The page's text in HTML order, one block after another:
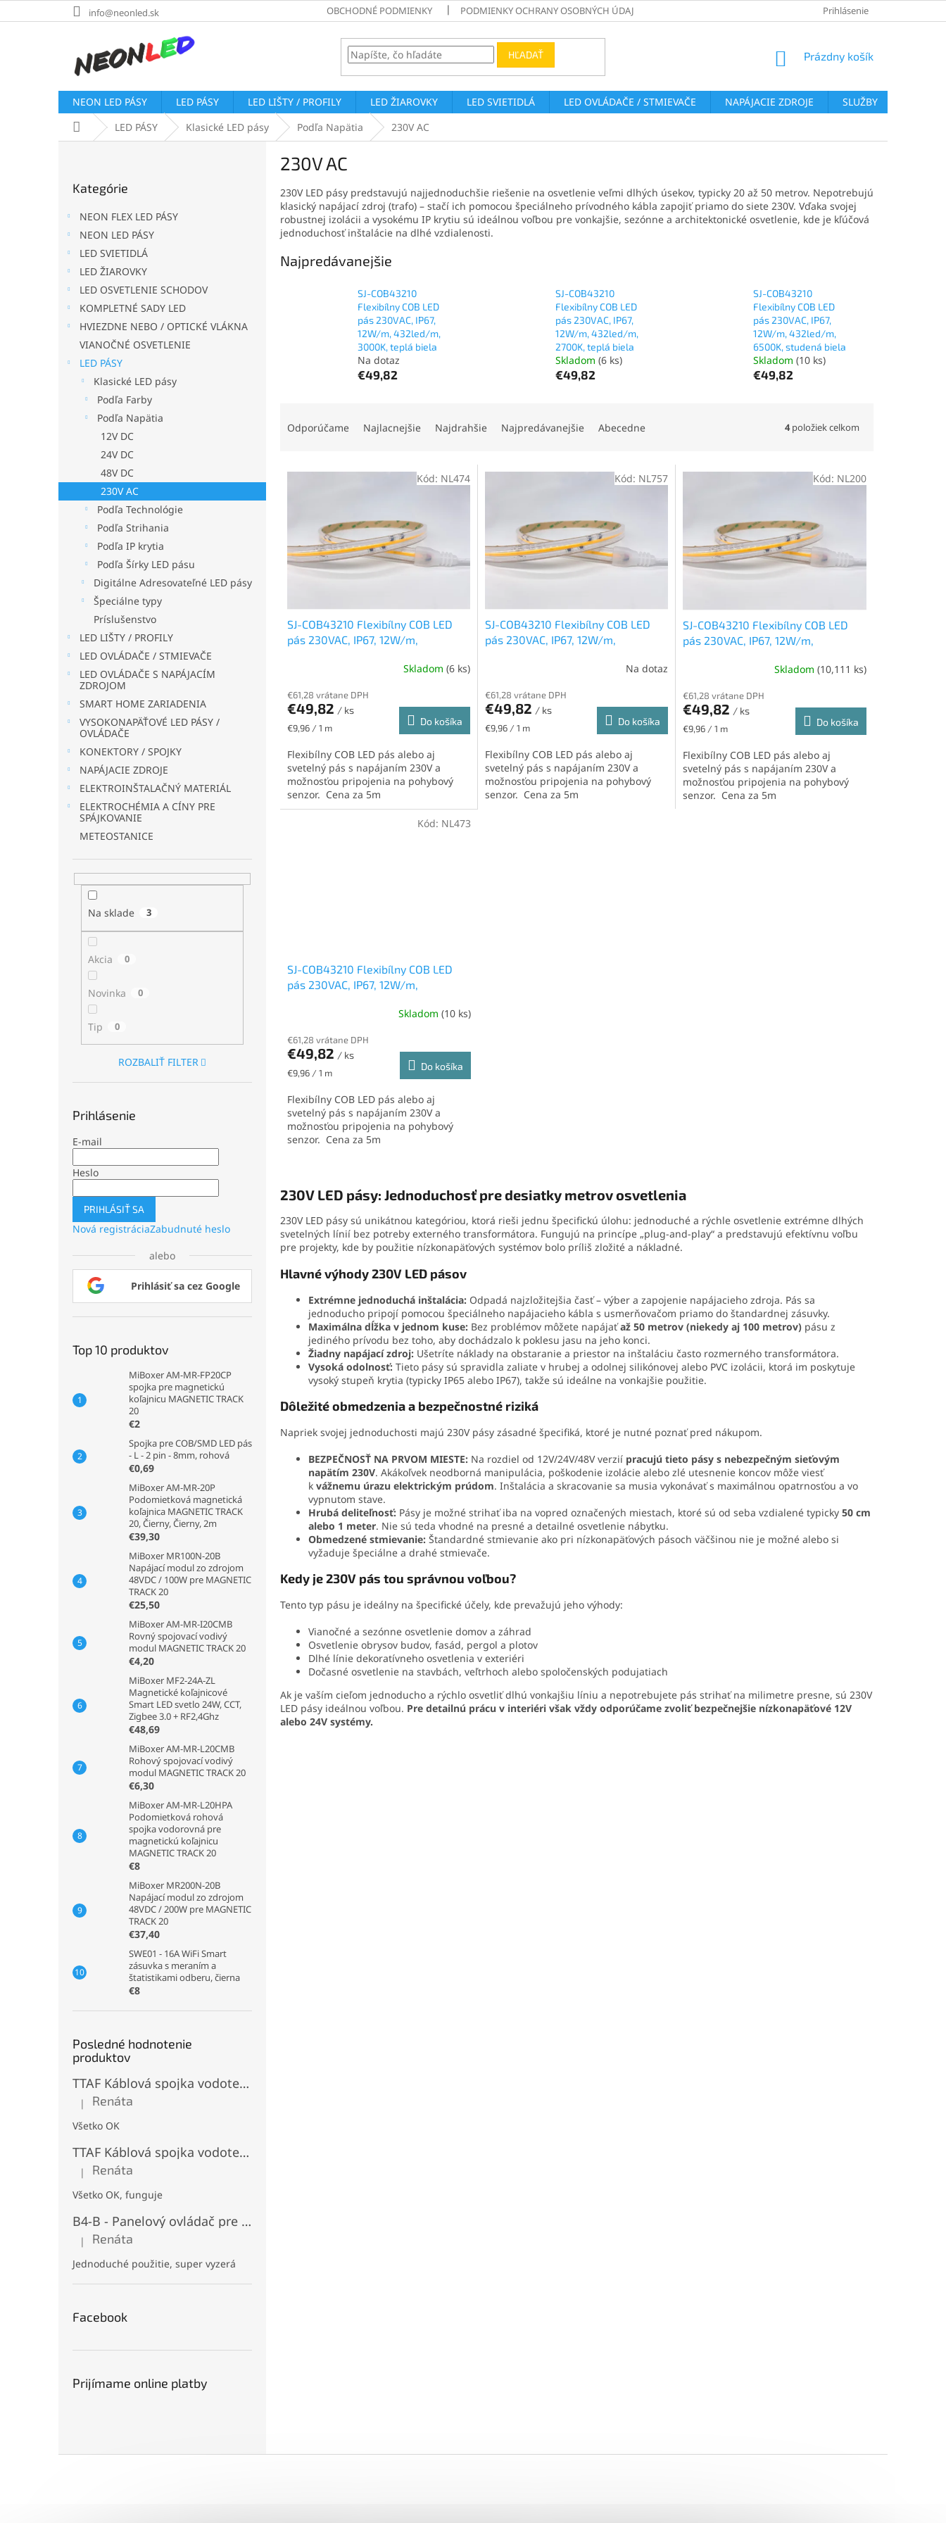
na
info@neonled.sk OBCHODNÉ PODMIENKY PODMIENKY OCHRANY OSOBNÝCH ÚDAJOV VRÁTENIE TOVARU
Prihlásenie
HĽADAŤ
NÁKUPNÝ
Prázdny košík
NEON LED PÁSY LED PÁSY LED LIŠTY / PROFILY LED ŽIAROVKY LED SVIETIDLÁ LED OVLÁDAČE / STMIEVAČE NAPÁJACIE ZDROJE SLUŽBY
DomovLED PÁSY Klasické LED pásy Podľa Napätia 230V AC
kategórie
Kategórie
NEON FLEX LED PÁSY
NEON LED PÁSY
LED SVIETIDLÁ
LED ŽIAROVKY
LED OSVETLENIE SCHODOV
KOMPLETNÉ SADY LED
HVIEZDNE NEBO / OPTICKÉ VLÁKNA
VIANOČNÉ OSVETLENIE
LED PÁSY
Klasické LED pásy
Podľa Farby
Podľa Napätia
12V DC
24V DC
48V DC
230V AC
Podľa Technológie
Podľa Strihania
Podľa IP krytia
Podľa Šírky LED pásu
Digitálne Adresovateľné LED pásy
Špeciálne typy
Príslušenstvo
LED LIŠTY / PROFILY
LED OVLÁDAČE / STMIEVAČE
LED OVLÁDAČE S NAPÁJACÍM
ZDROJOM
SMART HOME ZARIADENIA
VYSOKONAPÄŤOVÉ LED PÁSY /
OVLÁDAČE
KONEKTORY / SPOJKY
NAPÁJACIE ZDROJE
ELEKTROINŠTALAČNÝ MATERIÁL
ELEKTROCHÉMIA A CÍNY PRE
SPÁJKOVANIE
METEOSTANICE
Na sklade 3
Akcia 0
Novinka 0
Tip 0
ROZBALIŤ FILTER
Prihlásenie
E-mail
Heslo
PRIHLÁSIŤ SA
Nová registráciaZabudnuté heslo
alebo
Prihlásiť sa cez Google
Top 10 produktov
MiBoxer AM-MR-FP20CP
spojka pre magnetickú
koľajnicu MAGNETIC TRACK
20
€2
Spojka pre COB/SMD LED pás
- L - 2 pin - 8mm, rohová
€0,69
MiBoxer AM-MR-20P
Podomietková magnetická
koľajnica MAGNETIC TRACK
20, Čierny, Čierny, 2m
€39,30
MiBoxer MR100N-20B
Napájací modul zo zdrojom
48VDC / 100W pre MAGNETIC
TRACK 20
€25,50
MiBoxer AM-MR-I20CMB
Rovný spojovací vodivý
modul MAGNETIC TRACK 20
€4,20
MiBoxer MF2-24A-ZL
Magnetické koľajnicové
Smart LED svetlo 24W, CCT,
Zigbee 3.0 + RF2,4Ghz
€48,69
MiBoxer AM-MR-L20CMB
Rohový spojovací vodivý
modul MAGNETIC TRACK 20
€6,30
MiBoxer AM-MR-L20HPA
Podomietková rohová
spojka vodorovná pre
magnetickú koľajnicu
MAGNETIC TRACK 20
€8
MiBoxer MR200N-20B
Napájací modul zo zdrojom
48VDC / 200W pre MAGNETIC
TRACK 20
€37,40
SWE01 - 16A WiFi Smart
zásuvka s meraním a
štatistikami odberu, čierna
€8
Posledné hodnotenie
produktov
TTAF Káblová spojka vodotesná IP68, Typu "T" , 3 pinová, 20A, 2,5mm², M20
Hodnotenie produktu je 5 z 5 hviezdičiek.
| Renáta
Všetko OK
TTAF Káblová spojka vodotesná IP68, "I" Priama, 3 pinová, 20A, 2,5mm², M20
Hodnotenie produktu je 5 z 5 hviezdičiek.
| Renáta
Všetko OK, funguje
B4-B - Panelový ovládač pre RGB+CCT LED, Čierny, Batériový 2xAAA (3V), Magnetický, RF 2,4GHz, 4 zóny
Hodnotenie produktu je 5 z 5 hviezdičiek.
| Renáta
Jednoduché použitie, super vyzerá
Facebook
Prijímame online platby
230V AC
230V LED pásy predstavujú najjednoduchšie riešenie na osvetlenie veľmi dlhých úsekov, typicky 20 až 50 metrov. Nepotrebujú
klasický napájací zdroj (trafo) – stačí ich pomocou špeciálneho prívodného kábla zapojiť priamo do siete 230V. Vďaka svojej
robustnej izolácii a vysokému IP krytiu sú ideálnou voľbou pre vonkajšie, sezónne a architektonické osvetlenie, kde je kľúčová
jednoduchosť inštalácie na dlhé vzdialenosti.
Najpredávanejšie
SJ-COB43210
Flexibílny COB LED
pás 230VAC, IP67,
12W/m, 432led/m,
3000K, teplá biela
Na dotaz
€49,82
SJ-COB43210
Flexibílny COB LED
pás 230VAC, IP67,
12W/m, 432led/m,
2700K, teplá biela
Skladom (6 ks)
€49,82
SJ-COB43210
Flexibílny COB LED
pás 230VAC, IP67,
12W/m, 432led/m,
6500K, studená biela
Skladom (10 ks)
€49,82
n
Odporúčame Najlacnejšie Najdrahšie Najpredávanejšie Abecedne 4položiek celkom
V
p
SJ-COB43210 Flexibílny COB LED
pás 230VAC, IP67, 12W/m,
Skladom (6 ks)
€61,28 vrátane DPH
€49,82 / ks
Jednotková
€9,96 / 1 m
Do košíka
Flexibílny COB LED pás alebo aj
svetelný pás s napájaním 230V a
možnosťou pripojenia na pohybový
senzor. Cena za 5m
Kód: NL474
SJ-COB43210 Flexibílny COB LED
pás 230VAC, IP67, 12W/m,
Na dotaz
€61,28 vrátane DPH
€49,82 / ks
Jednotková
€9,96 / 1 m
Do košíka
Flexibílny COB LED pás alebo aj
svetelný pás s napájaním 230V a
možnosťou pripojenia na pohybový
senzor. Cena za 5m
Kód: NL757
SJ-COB43210 Flexibílny COB LED
pás 230VAC, IP67, 12W/m,
Skladom (10,111 ks)
€61,28 vrátane DPH
€49,82 / ks
Jednotková
€9,96 / 1 m
Do košíka
Flexibílny COB LED pás alebo aj
svetelný pás s napájaním 230V a
možnosťou pripojenia na pohybový
senzor. Cena za 5m
Kód: NL200
SJ-COB43210 Flexibílny COB LED
pás 230VAC, IP67, 12W/m,
Skladom (10 ks)
€61,28 vrátane DPH
€49,82 / ks
Jednotková
€9,96 / 1 m
Do košíka
Flexibílny COB LED pás alebo aj
svetelný pás s napájaním 230V a
možnosťou pripojenia na pohybový
senzor. Cena za 5m
Kód: NL473
l
d
a
c
r
v
k
y
v
ý
p
u
230V LED pásy: Jednoduchosť pre desiatky metrov osvetlenia
230V LED pásy sú unikátnou kategóriou, ktorá rieši jednu špecifickú úlohu: jednoduché a rýchle osvetlenie extrémne dlhých
svetelných línií bez potreby externého transformátora. Fungujú na princípe „plug-and-play“ a predstavujú efektívnu voľbu
pre projekty, kde by použitie nízkonapäťových systémov bolo príliš zložité a nákladné.
Hlavné výhody 230V LED pásov
Extrémne jednoduchá inštalácia: Odpadá najzložitejšia časť – výber a zapojenie napájacieho zdroja. Pás sa
jednoducho pripojí pomocou špeciálneho napájacieho kábla s usmerňovačom priamo do štandardnej zásuvky.
Maximálna dĺžka v jednom kuse: Bez problémov môžete napájať až 50 metrov (niekedy aj 100 metrov) pásu z
jediného prívodu bez toho, aby dochádzalo k poklesu jasu na jeho konci.
Žiadny napájací zdroj: Ušetríte náklady na obstaranie a priestor na inštaláciu často rozmerného transformátora.
Vysoká odolnosť: Tieto pásy sú spravidla zaliate v hrubej a odolnej silikónovej alebo PVC izolácii, ktorá im poskytuje
vysoký stupeň krytia (typicky IP65 alebo IP67), takže sú ideálne na vonkajšie použitie.
Dôležité obmedzenia a bezpečnostné riziká
Napriek svojej jednoduchosti majú 230V pásy zásadné špecifiká, ktoré je nutné poznať pred nákupom.
BEZPEČNOSŤ NA PRVOM MIESTE: Na rozdiel od 12V/24V/48V verzií pracujú tieto pásy s nebezpečným sieťovým
napätím 230V. Akákoľvek neodborná manipulácia, poškodenie izolácie alebo zlé utesnenie koncov môže viesť
k vážnemu úrazu elektrickým prúdom. Inštalácia a skracovanie sa musia vykonávať s maximálnou opatrnosťou a vo
vypnutom stave.
Hrubá deliteľnosť: Pásy je možné strihať iba na vopred označených miestach, ktoré sú od seba vzdialené typicky 50 cm
alebo 1 meter. Nie sú teda vhodné na presné a detailné osvetlenie nábytku.
Obmedzené stmievanie: Štandardné stmievanie ako pri nízkonapäťových pásoch väčšinou nie je možné alebo si
vyžaduje špeciálne a drahé stmievače.
Kedy je 230V pás tou správnou voľbou?
Tento typ pásu je ideálny na špecifické účely, kde prevažujú jeho výhody:
Vianočné a sezónne osvetlenie domov a záhrad
Osvetlenie obrysov budov, fasád, pergol a plotov
Dlhé línie dekoratívneho osvetlenia v exteriéri
Dočasné osvetlenie na stavbách, veľtrhoch alebo spoločenských podujatiach
Ak je vaším cieľom jednoducho a rýchlo osvetliť dlhú vonkajšiu líniu a nepotrebujete pás strihať na milimetre presne, sú 230V
LED pásy ideálnou voľbou. Pre detailnú prácu v interiéri však vždy odporúčame zvoliť bezpečnejšie nízkonapäťové 12V
alebo 24V systémy.